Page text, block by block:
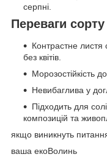
серпні.
Переваги сорту
Контрастне листя
без квітів.
Морозостійкість
Невибаглива у
Підходить для
композицій та
якщо виникнуть
ваша екоВолинь